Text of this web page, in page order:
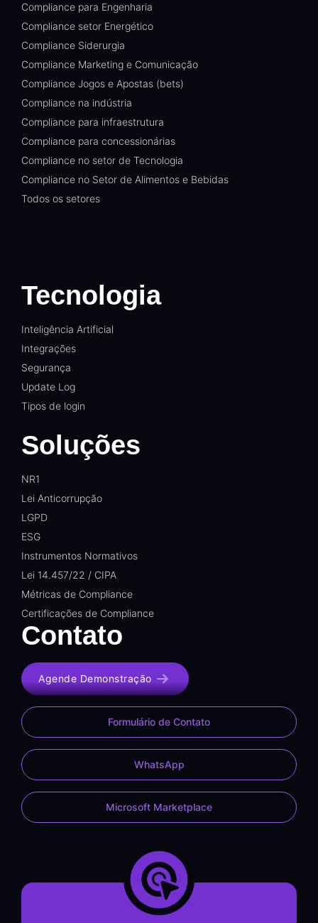
Compliance para Engenharia
Compliance setor Energético
Compliance Siderurgia
Compliance Marketing e Comunicação
Compliance Jogos e Apostas (bets)
Compliance na indústria
Compliance para infraestrutura
Compliance para concessionárias
Compliance no setor de Tecnologia
Compliance no Setor de Alimentos e Bebidas
Todos os setores
Tecnologia
Inteligência Artificial
Integrações
Segurança
Update Log
Tipos de login
Soluções
NR1
Lei Anticorrupção
LGPD
ESG
Instrumentos Normativos
Lei 14.457/22 / CIPA
Métricas de Compliance
Certificações de Compliance
Contato
Agende Demonstração
Formulário de Contato
WhatsApp
Microsoft Marketplace